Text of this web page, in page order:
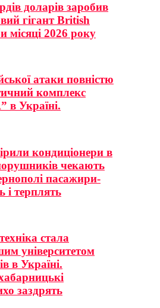
доларів заробив
гігант British
місяці 2026 року
атаки повністю
комплекс
в Україні.
кондиціонери в
чекають
пасажири-
і терплять
стала
університетом
в Україні.
заздрять